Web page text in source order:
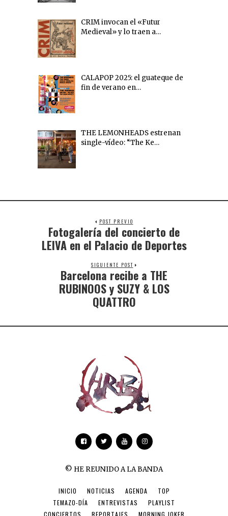
CRIM invocan el «Futur
Medieval» y lo traen a…
CALAPOP 2025: el guateque de
fin de verano en…
THE LEMONHEADS estrenan
single-vídeo: “The Ke…
POST PREVIO
Fotogalería del concierto de
LEIVA en el Palacio de Deportes
SIGUIENTE POST
Barcelona recibe a THE
RUBINOOS y SUZY & LOS
QUATTRO
© HE REUNIDO A LA BANDA
INICIO NOTICIAS AGENDA
TOP
TEMAZO-DÍA
ENTREVISTAS
PLAYLIST
CONCIERTOS
REPORTAJES MORNING JOKER